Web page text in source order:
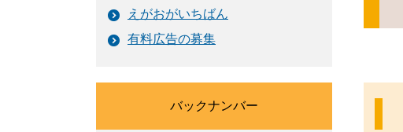
えがおがいちばん
有料広告の募集
バックナンバー